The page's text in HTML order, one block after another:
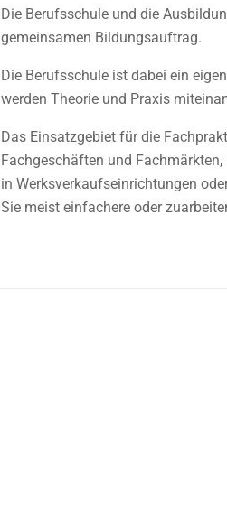
Die Berufsschule und die
gemeinsamen Bildungsauftrag.
Die Berufsschule ist dabei ein
werden Theorie und Praxis
Das Einsatzgebiet für die
Fachgeschäften und
in Werksverkaufseinrichtungen
Sie meist einfachere oder